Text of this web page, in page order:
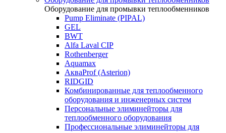
Оборудование для промывки теплообменников
Pump Eliminate (PIPAL)
GEL
BWT
Alfa Laval CIP
Rothenberger
Aquamax
АкваProf (Asterion)
RIDGID
Комбинированные для теплообменного
оборудования и инженерных систем
Персональные элиминейторы для
теплообменного оборудования
Профессиональные элиминейторы для